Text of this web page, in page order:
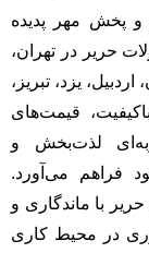
و پخش مهر پدیده
حریر در تهران،
یزد، تبریز،
قیمت‌های
لذت‌بخش و
فراهم می‌آورد.
مصرف حریر با ماندگاری و
در محیط کاری